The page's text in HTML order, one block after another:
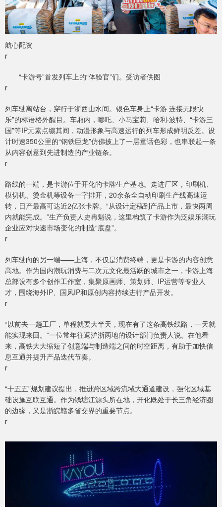
航心配资
r
“卡游号”首发列车上的“体验官”们。受访者供图
r
列车驶离站台，穿行于浙西山水间。银色车身上“卡游 连接无限快
乐”的标语格外醒目。车厢内，哪吒、小马宝莉、哈利·波特、“卡游三
国”等IP元素点缀其间，动漫形象与高速运行的列车形成鲜明反差。设
计时速350公里的“钢铁巨龙”仿佛披上了一层童话色彩，也串联起一条
从内容创意到先进制造的产业链条。
r
路线的一端，是卡游位于开化的卡牌生产基地。走进厂区，印刷机、
模切机、烫金机等设备一字排开，20余条全自动印刷生产线高速运
转，日产最高可达近2亿张卡牌。“从设计定稿到产品上市，最快两周
内就能完成。”生产负责人史冉魁说，这里构筑了卡游作为泛娱乐潮玩
企业应对快速市场变化的制造“底盘”。
r
列车驶向的另一端——上海，不仅是消费终端，更是卡游的内容创意
高地。作为国内潮玩消费与二次元文化最活跃的城市之一，卡游上海
总部设有多个创作工作室，集聚原画师、策划师、IP运营等专业人
才，围绕海外IP、国风IP和原创内容持续进行产品开发。
r
“以前去一趟工厂，单程就要大半天，现在有了这条高铁线路，一天就
能实现来回。”一位常年往返沪浙两地的设计部门负责人说。在他看
来，高铁大大缩短了创意端与制造端之间的时空距离，有助于加快信
息互通并提升产品迭代节奏。
r
“十五五”规划建议提出，推进跨区域跨流域大通道建设，强化区域基
础设施互联互通。作为钱塘江源头所在地，开化既处于长三角经济圈
的边缘，又是浙皖赣多省交界的重要节点。
r